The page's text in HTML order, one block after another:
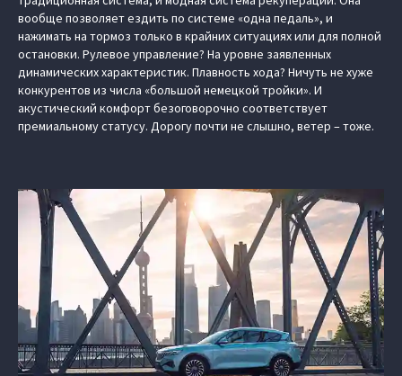
вообще позволяет ездить по системе «одна педаль», и
нажимать на тормоз только в крайних ситуациях или для полной
остановки. Рулевое управление? На уровне заявленных
динамических характеристик. Плавность хода? Ничуть не хуже
конкурентов из числа «большой немецкой тройки». И
акустический комфорт безоговорочно соответствует
премиальному статусу. Дорогу почти не слышно, ветер – тоже.